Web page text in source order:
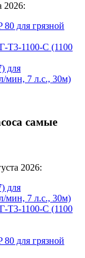
2026:
для грязной
Т3-1100-С (1100
для
мин, 7 л.с., 30м)
самые
2026:
для
мин, 7 л.с., 30м)
Т3-1100-С (1100
для грязной